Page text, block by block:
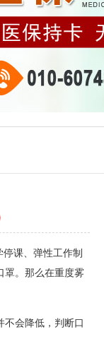
课、弹性工作制
罩。那么在重度雾
会降低，判断口